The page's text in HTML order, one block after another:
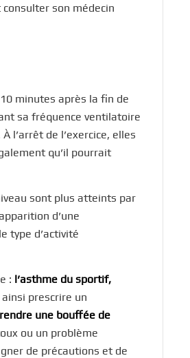
son médecin
minutes après la fin de
sa fréquence ventilatoire
l’arrêt de l’exercice, elles
qu’il pourrait
sont plus atteints par
d’une
type d’activité
: l’asthme du sportif,
prescrire un
une bouffée de
ou un problème
de précautions et de